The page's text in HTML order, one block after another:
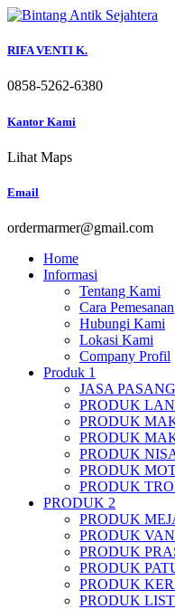
Skip
content
RIFA VENTI K.
0858-5262-6380
Kantor Kami
Lihat Maps
Email
ordermarmer@gmail.com
Home
Informasi
Tentang Kami
Cara Pemesanan
Hubungi Kami
Lokasi Kami
Company Profil
Produk 1
JASA
PRODUK
PRODUK
PRODUK
PRODUK
PRODUK
PRODUK
PRODUK 2
PRODUK
PRODUK
PRODUK
PRODUK
PRODUK
PRODUK